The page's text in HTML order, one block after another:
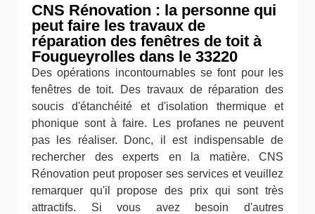
CNS Rénovation : la personne qui
peut faire les travaux de
réparation des fenêtres de toit à
Fougueyrolles dans le 33220
Des opérations incontournables se font pour les
fenêtres de toit. Des travaux de réparation des
soucis d'étanchéité et d'isolation thermique et
phonique sont à faire. Les profanes ne peuvent
pas les réaliser. Donc, il est indispensable de
rechercher des experts en la matière. CNS
Rénovation peut proposer ses services et veuillez
remarquer qu'il propose des prix qui sont très
attractifs. Si vous avez besoin d'autres